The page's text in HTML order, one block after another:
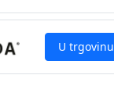
U trgovinu